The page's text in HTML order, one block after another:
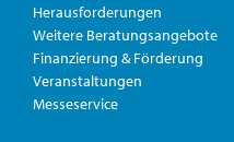
Herausforderungen
Weitere Beratungsangebote
Finanzierung & Förderung
Veranstaltungen
Messeservice